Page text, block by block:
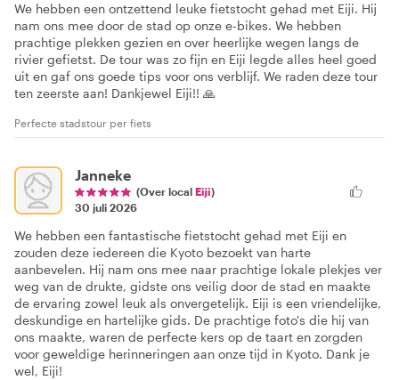
We hebben een ontzettend leuke fietstocht gehad met Eiji. Hij
nam ons mee door de stad op onze e-bikes. We hebben
prachtige plekken gezien en over heerlijke wegen langs de
rivier gefietst. De tour was zo fijn en Eiji legde alles heel goed
uit en gaf ons goede tips voor ons verblijf. We raden deze tour
ten zeerste aan! Dankjewel Eiji!! 🙏
Perfecte stadstour per fiets
Janneke
(Over local Eiji)
30 juli 2026
We hebben een fantastische fietstocht gehad met Eiji en
zouden deze iedereen die Kyoto bezoekt van harte
aanbevelen. Hij nam ons mee naar prachtige lokale plekjes ver
weg van de drukte, gidste ons veilig door de stad en maakte
de ervaring zowel leuk als onvergetelijk. Eiji is een vriendelijke,
deskundige en hartelijke gids. De prachtige foto's die hij van
ons maakte, waren de perfecte kers op de taart en zorgden
voor geweldige herinneringen aan onze tijd in Kyoto. Dank je
wel, Eiji!